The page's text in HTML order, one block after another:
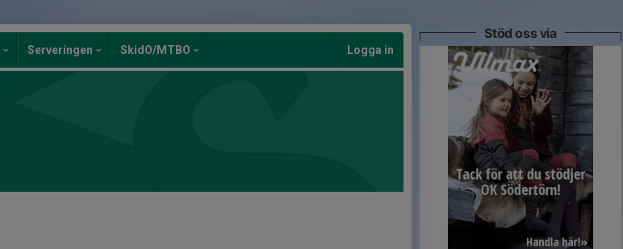
Serveringen SkidO/MTBO Logga in
Stöd oss via